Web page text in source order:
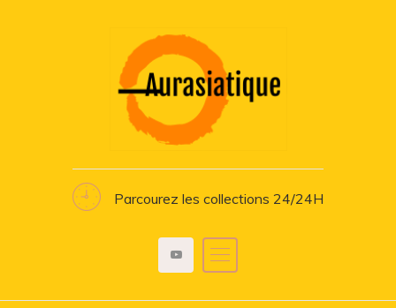
Parcourez les collections 24/24H